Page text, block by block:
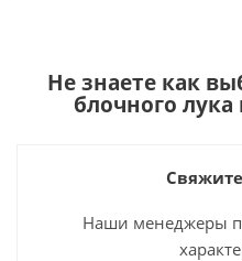
Не знаете как
блочного лука
Наши менеджеры